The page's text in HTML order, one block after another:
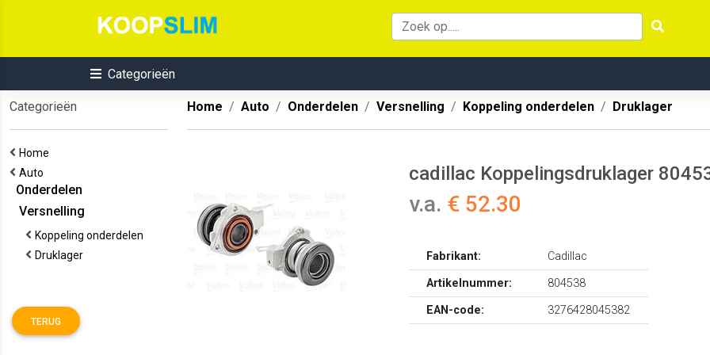
Categorieën
Categorieën
Home
Auto
Onderdelen
Versnelling
Koppeling onderdelen
Druklager
TERUG
Home Auto Onderdelen Versnelling Koppeling onderdelen Druklager
cadillac Koppelingsdruklager
v.a. € 52.30
Fabrikant:
Cadillac
Artikelnummer:
804538
EAN-code:
3276428045382